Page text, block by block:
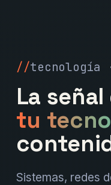
tecnología
La
tu
Sistemas, redes